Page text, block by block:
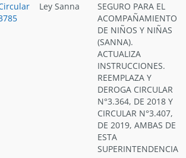
Ley Sanna
SEGURO PARA EL
ACOMPAÑAMIENTO
DE NIÑOS Y NIÑAS
(SANNA).
ACTUALIZA
INSTRUCCIONES.
REEMPLAZA Y
DEROGA CIRCULAR
N°3.364, DE 2018 Y
CIRCULAR N°3.407,
DE 2019, AMBAS DE
ESTA
SUPERINTENDENCIA